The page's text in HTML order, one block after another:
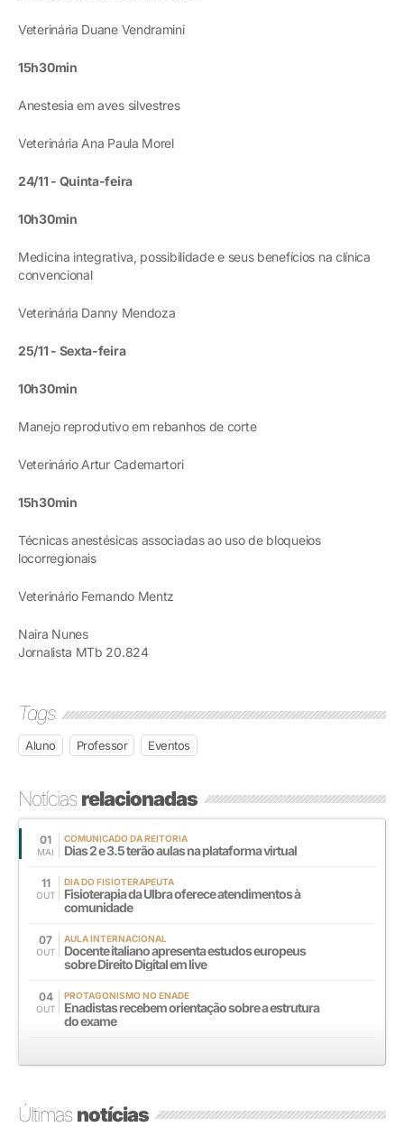
Veterinária Duane Vendramini
15h30min
Anestesia em aves silvestres
Veterinária Ana Paula Morel
24/11 - Quinta-feira
10h30min
Medicina integrativa, possibilidade e seus benefícios na clínica
convencional
Veterinária Danny Mendoza
25/11 - Sexta-feira
10h30min
Manejo reprodutivo em rebanhos de corte
Veterinário Artur Cademartori
15h30min
Técnicas anestésicas associadas ao uso de bloqueios
locorregionais
Veterinário Fernando Mentz
Naira Nunes
Jornalista MTb 20.824
Tags
Aluno Professor Eventos
Notíciasrelacionadas
01
MAI
COMUNICADO DA REITORIA
Dias 2 e 3.5 terão aulas na plataforma virtual
11
OUT
DIA DO FISIOTERAPEUTA
Fisioterapia da Ulbra oferece atendimentos à
comunidade
07
OUT
AULA INTERNACIONAL
Docente italiano apresenta estudos europeus
sobre Direito Digital em live
04
OUT
PROTAGONISMO NO ENADE
Enadistas recebem orientação sobre a estrutura
do exame
Últimasnotícias